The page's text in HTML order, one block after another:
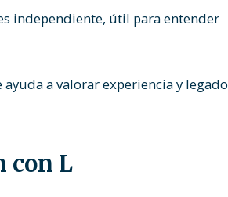
independiente, útil para entender
a valorar experiencia y legado
con L